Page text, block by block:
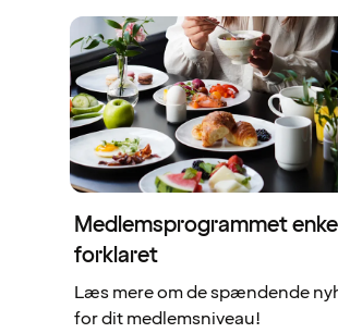
Medlemsprogrammet
forklaret
Læs mere om de spændende
for dit medlemsniveau!